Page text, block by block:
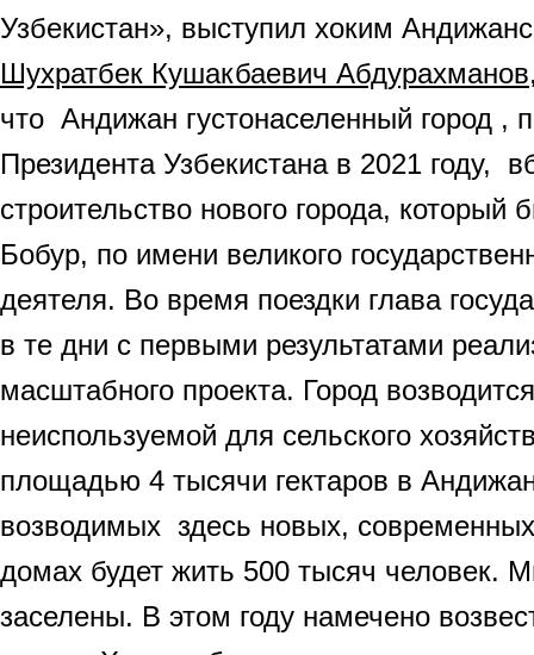
Узбекистан», выступил хоким
Шухратбек Кушакбаевич Абдурахманов
что Андижан густонаселенный город ,
Президента Узбекистана в 2021 году,
строительство нового города, который
Бобур, по имени великого
деятеля. Во время поездки глава
в те дни с первыми результатами
масштабного проекта. Город
неиспользуемой для сельского
площадью 4 тысячи гектаров в
возводимых здесь новых,
домах будет жить 500 тысяч человек.
заселены. В этом году намечено